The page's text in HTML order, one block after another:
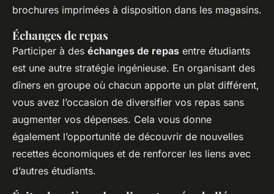
brochures imprimées à disposition dans les magasins.
Échanges de repas
Participer à des échanges de repas entre étudiants
est une autre stratégie ingénieuse. En organisant des
dîners en groupe où chacun apporte un plat différent,
vous avez l’occasion de diversifier vos repas sans
augmenter vos dépenses. Cela vous donne
également l’opportunité de découvrir de nouvelles
recettes économiques et de renforcer les liens avec
d’autres étudiants.